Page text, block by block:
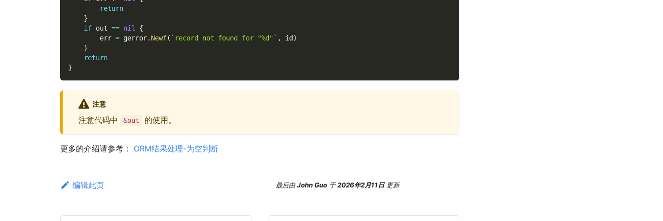
return
}
if out == nil
{
        err
= gerror. Newf( `record not found for "%d"` , id )
}
return
}
注意
注意代码中 &out 的使用。
更多的介绍请参考： ORM结果处理-为空判断
编辑此页 最后由John Guo 于2026年2月11日 更新